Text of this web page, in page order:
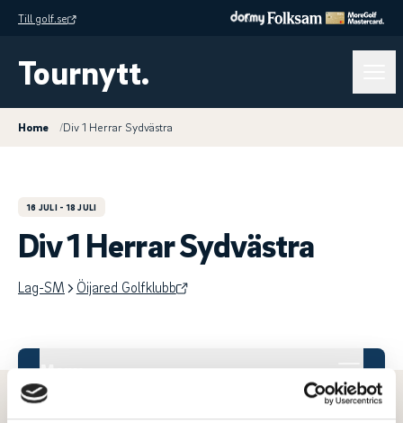
Till golf.se
Tournytt.
Home /Div 1 Herrar Sydvästra
16 JULI - 18 JULI
Div 1 Herrar Sydvästra
Lag-SM Öijared Golfklubb
Meny